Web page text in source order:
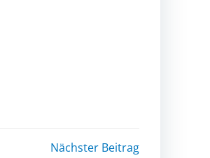
Nächster Beitrag